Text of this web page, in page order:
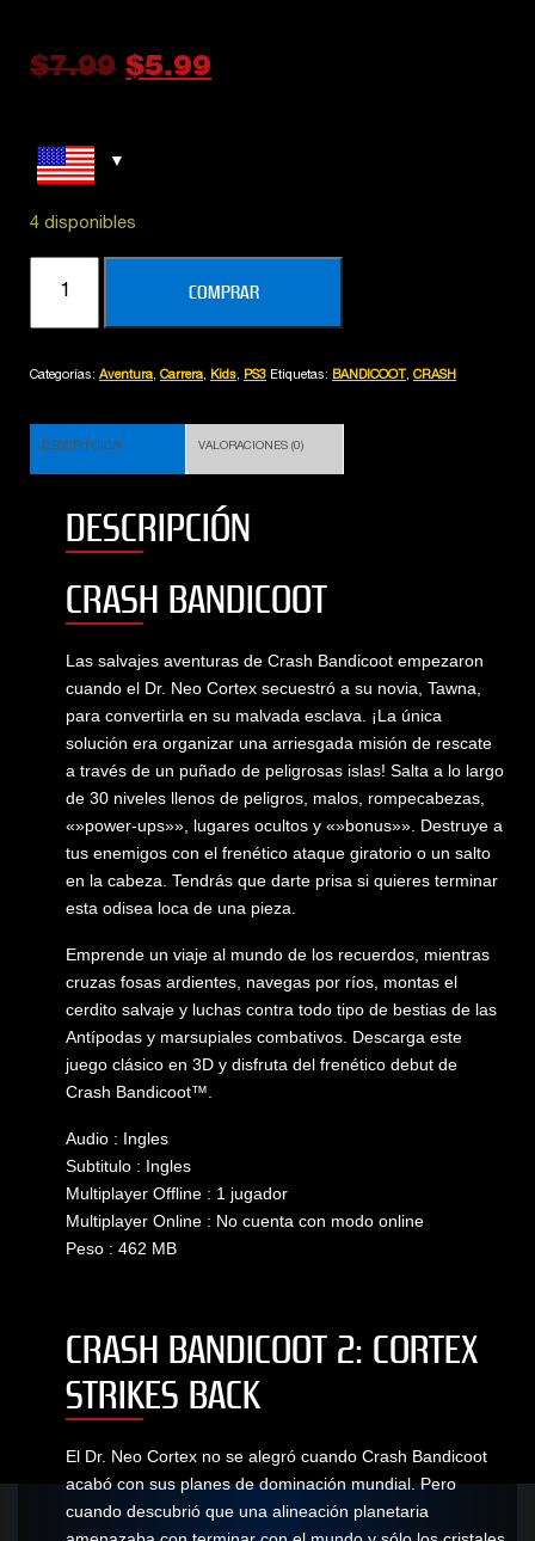
$7.99 $5.99
4 disponibles
CRASH
COLECCIÓN
cantidad
COMPRAR
Categorías: Aventura, Carrera, Kids, PS3 Etiquetas: BANDICOOT , CRASH
DESCRIPCIÓN VALORACIONES (0)
DESCRIPCIÓN
CRASH BANDICOOT
Las salvajes aventuras de Crash Bandicoot empezaron
cuando el Dr. Neo Cortex secuestró a su novia, Tawna,
para convertirla en su malvada esclava. ¡La única
solución era organizar una arriesgada misión de rescate
a través de un puñado de peligrosas islas! Salta a lo largo
de 30 niveles llenos de peligros, malos, rompecabezas,
«»power-ups»», lugares ocultos y «»bonus»». Destruye a
tus enemigos con el frenético ataque giratorio o un salto
en la cabeza. Tendrás que darte prisa si quieres terminar
esta odisea loca de una pieza.
Emprende un viaje al mundo de los recuerdos, mientras
cruzas fosas ardientes, navegas por ríos, montas el
cerdito salvaje y luchas contra todo tipo de bestias de las
Antípodas y marsupiales combativos. Descarga este
juego clásico en 3D y disfruta del frenético debut de
Crash Bandicoot™.
Audio : Ingles
Subtitulo : Ingles
Multiplayer Offline : 1 jugador
Multiplayer Online : No cuenta con modo online
Peso : 462 MB
CRASH BANDICOOT 2: CORTEX
STRIKES BACK
El Dr. Neo Cortex no se alegró cuando Crash Bandicoot
acabó con sus planes de dominación mundial. Pero
cuando descubrió que una alineación planetaria